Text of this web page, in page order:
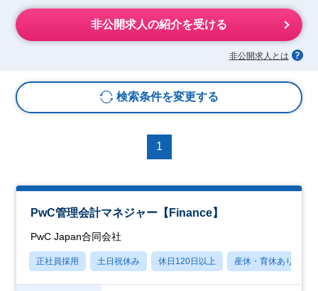
非公開求人の紹介を受ける
非公開求人とは
検索条件を変更する
1
PwC管理会計マネジャー【Finance】
PwC Japan合同会社
正社員採用 土日祝休み 休日120日以上 産休・育休あり